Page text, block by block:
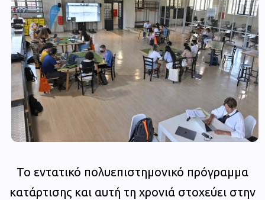
Το εντατικό πολυεπιστημονικό πρόγραμμα
κατάρτισης και αυτή τη χρονιά στοχεύει στην